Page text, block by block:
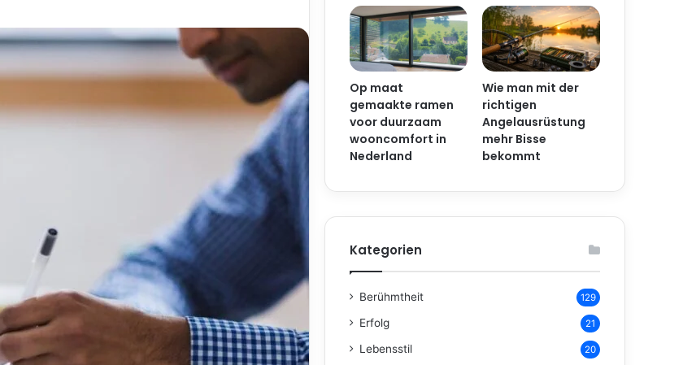
Op maat
gemaakte ramen
voor duurzaam
wooncomfort in
Nederland
Wie man mit der
richtigen
Angelausrüstung
mehr Bisse
bekommt
Kategorien
Berühmtheit 129
Erfolg 21
Lebensstil 20